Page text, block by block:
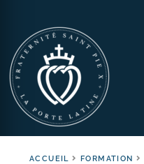
ACCUEIL FORMATION